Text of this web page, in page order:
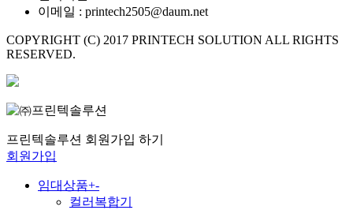
이메일 : printech2505@daum.net
COPYRIGHT (C) 2017 PRINTECH SOLUTION ALL RIGHTS
RESERVED.
프린텍솔루션 회원가입 하기
회원가입
임대상품+-
컬러복합기